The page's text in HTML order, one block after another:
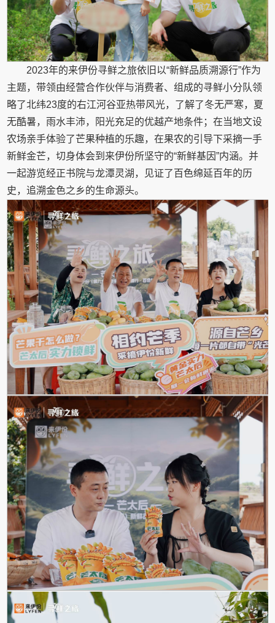
2023年的来伊份寻鲜之旅依旧以“新鲜品质溯源行”作为
主题，带领由经营合作伙伴与消费者、组成的寻鲜小分队领
略了北纬23度的右江河谷亚热带风光，了解了冬无严寒，夏
无酷暑，雨水丰沛，阳光充足的优越产地条件；在当地文设
农场亲手体验了芒果种植的乐趣，在果农的引导下采摘一手
新鲜金芒，切身体会到来伊份所坚守的“新鲜基因”内涵。并
一起游览经正书院与龙潭灵湖，见证了百色绵延百年的历
史，追溯金色之乡的生命源头。